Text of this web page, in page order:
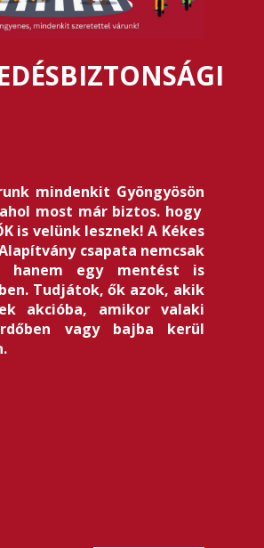
mindenkit Gyöngyösön
most már biztos. hogy
is velünk lesznek! A Kékes
csapata nemcsak
hanem egy mentést is
Tudjátok, ők azok, akik
akcióba, amikor valaki
vagy bajba kerül